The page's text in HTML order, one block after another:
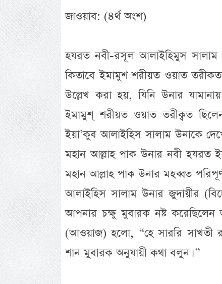
জাওয়াব: (৪র্থ অংশ)
হযরত নবী-রসূল আলাইহিমুস সালাম
কিতাবে ইমামুশ শরীয়ত ওয়াত
উল্লেখ করা হয়, যিনি উনার
ইমামুশ্ শরীয়ত ওয়াত তরীক্বত
ইয়া’কুব আলাইহিস সালাম উনাকে
মহান আল্লাহ পাক উনার নবী হযরত
মহান আল্লাহ পাক উনার মহব্বত
আলাইহিস সালাম উনার জুদায়ীর
আপনার চক্ষু মুবারক নষ্ট করেছিলেন
(আওয়াজ) হলো, “হে সাররি সাখতী
শান মুবারক অনুযায়ী কথা বলুন। ”